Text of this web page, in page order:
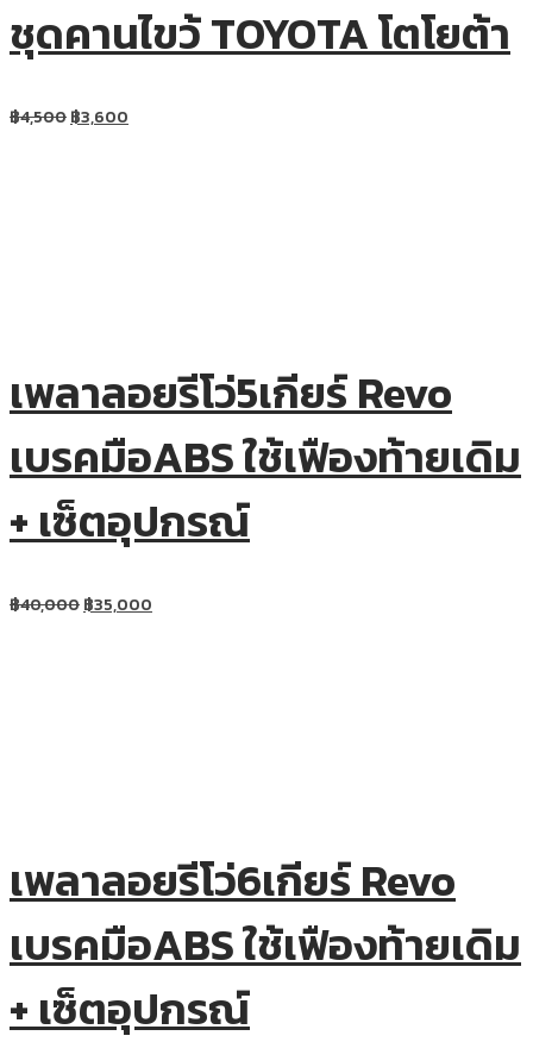
ชุดคานไขว้ TOYOTA โตโยต้า
฿4,500฿3,600
เพลาลอยรีโว่5เกียร์ Revo
เบรคมือABS ใช้เฟืองท้ายเดิม
+ เซ็ตอุปกรณ์
฿40,000฿35,000
เพลาลอยรีโว่6เกียร์ Revo
เบรคมือABS ใช้เฟืองท้ายเดิม
+ เซ็ตอุปกรณ์